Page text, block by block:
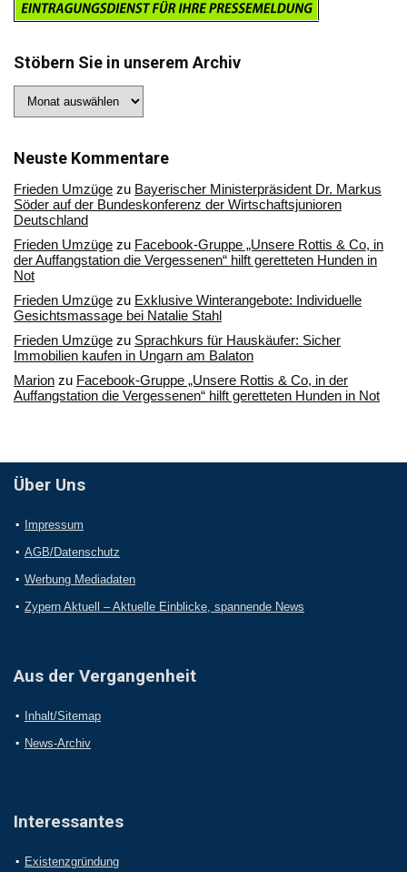
Stöbern Sie in unserem Archiv
Sie
Archiv
Neuste Kommentare
Frieden Umzüge zu Bayerischer Ministerpräsident Dr. Markus
Söder auf der Bundeskonferenz der Wirtschaftsjunioren
Deutschland
Frieden Umzüge zu Facebook-Gruppe „Unsere Rottis & Co, in
der Auffangstation die Vergessenen“ hilft geretteten Hunden in
Not
Frieden Umzüge zu Exklusive Winterangebote: Individuelle
Gesichtsmassage bei Natalie Stahl
Frieden Umzüge zu Sprachkurs für Hauskäufer: Sicher
Immobilien kaufen in Ungarn am Balaton
Marion zu Facebook-Gruppe „Unsere Rottis & Co, in der
Auffangstation die Vergessenen“ hilft geretteten Hunden in Not
Über Uns
Impressum
AGB/Datenschutz
Werbung Mediadaten
Zypern Aktuell – Aktuelle Einblicke, spannende News
Aus der Vergangenheit
Inhalt/Sitemap
News-Archiv
Interessantes
Existenzgründung